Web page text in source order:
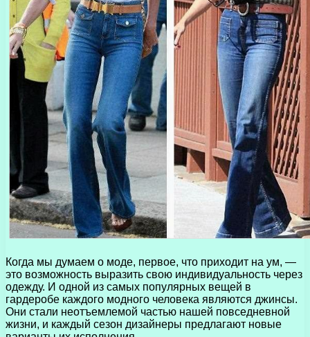
Когда мы думаем о моде, первое, что приходит на ум, —
это возможность выразить свою индивидуальность через
одежду. И одной из самых популярных вещей в
гардеробе каждого модного человека являются джинсы.
Они стали неотъемлемой частью нашей повседневной
жизни, и каждый сезон дизайнеры предлагают новые